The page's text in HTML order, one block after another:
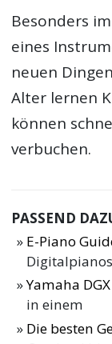
Besonders
eines
neuen
Alter lernen
können
verbuchen.
PASSEND
E-Piano
Digitalpianos
Yamaha
in einem
Die besten